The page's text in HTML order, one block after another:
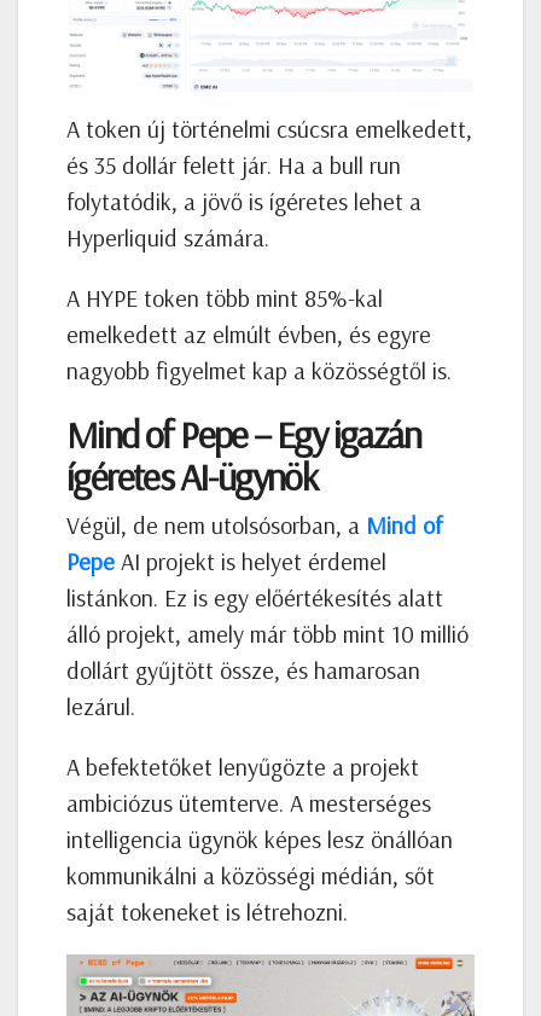
A token új történelmi csúcsra emelkedett,
és 35 dollár felett jár. Ha a bull run
folytatódik, a jövő is ígéretes lehet a
Hyperliquid számára.
A HYPE token több mint 85%-kal
emelkedett az elmúlt évben, és egyre
nagyobb figyelmet kap a közösségtől is.
Mind of Pepe – Egy igazán
ígéretes AI-ügynök
Végül, de nem utolsósorban, a Mind of
Pepe AI projekt is helyet érdemel
listánkon. Ez is egy előértékesítés alatt
álló projekt, amely már több mint 10 millió
dollárt gyűjtött össze, és hamarosan
lezárul.
A befektetőket lenyűgözte a projekt
ambiciózus ütemterve. A mesterséges
intelligencia ügynök képes lesz önállóan
kommunikálni a közösségi médián, sőt
saját tokeneket is létrehozni.